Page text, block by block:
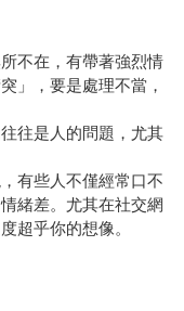
不在，有帶著強烈情
」，要是處理不當，
往是人的問題，尤其
有些人不僅經常口不
緒差。尤其在社交網
超乎你的想像。
識？有高衝突人格傾
不論何時何地，都能